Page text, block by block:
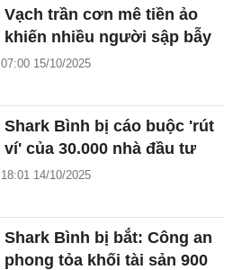
Vạch trần cơn mê tiền ảo
khiến nhiều người sập bẫy
07:00 15/10/2025
Shark Bình bị cáo buộc 'rút
ví' của 30.000 nhà đầu tư
18:01 14/10/2025
Shark Bình bị bắt: Công an
phong tỏa khối tài sản 900